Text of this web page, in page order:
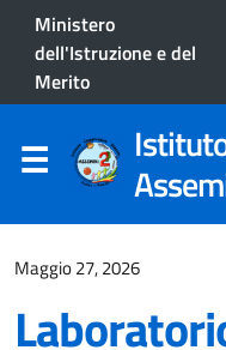
Ministero
dell'Istruzione e del
Merito
Maggio 27, 2026